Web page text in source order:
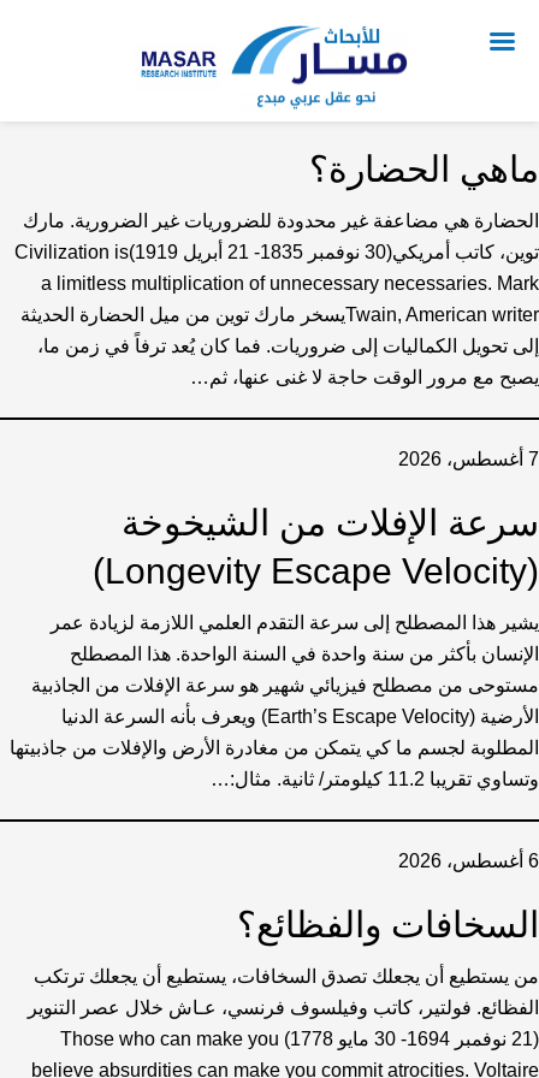
ماهي الحضارة؟
الحضارة هي مضاعفة غير محدودة للضروريات غير الضرورية. مارك
توين، كاتب أمريكي(30 نوفمبر 1835- 21 أبريل 1919)Civilization is
a limitless multiplication of unnecessary necessaries. Mark
Twain, American writerيسخر مارك توين من ميل الحضارة الحديثة
إلى تحويل الكماليات إلى ضروريات. فما كان يُعد ترفاً في زمن ما،
يصبح مع مرور الوقت حاجة لا غنى عنها، ثم…
7 أغسطس، 2026
سرعة الإفلات من الشيخوخة
(Longevity Escape Velocity)
يشير هذا المصطلح إلى سرعة التقدم العلمي اللازمة لزيادة عمر
الإنسان بأكثر من سنة واحدة في السنة الواحدة. هذا المصطلح
مستوحى من مصطلح فيزيائي شهير هو سرعة الإفلات من الجاذبية
الأرضية (Earth’s Escape Velocity) ويعرف بأنه السرعة الدنيا
المطلوبة لجسم ما كي يتمكن من مغادرة الأرض والإفلات من جاذبيتها
وتساوي تقريبا 11.2 كيلومتر/ ثانية. مثال:…
6 أغسطس، 2026
السخافات والفظائع؟
من يستطيع أن يجعلك تصدق السخافات، يستطيع أن يجعلك ترتكب
الفظائع. فولتير، كاتب وفيلسوف فرنسي، عـاش خلال عصر التنوير
(21 نوفمبر 1694- 30 مايو 1778) Those who can make you
believe absurdities can make you commit atrocities. Voltaire